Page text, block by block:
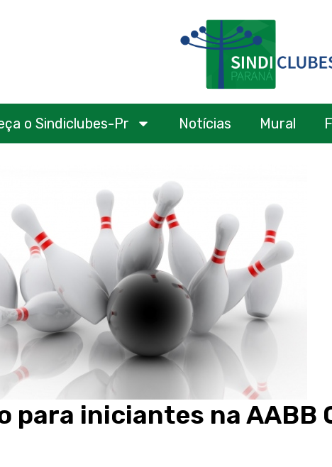
o Sindiclubes-Pr Notícias Mural
para iniciantes na AABB